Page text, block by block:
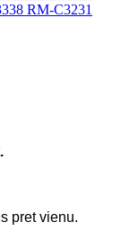
pret vienu.